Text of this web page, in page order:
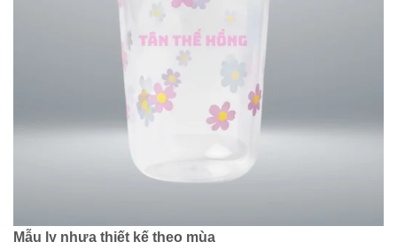
Mẫu ly nhựa thiết kế theo mùa